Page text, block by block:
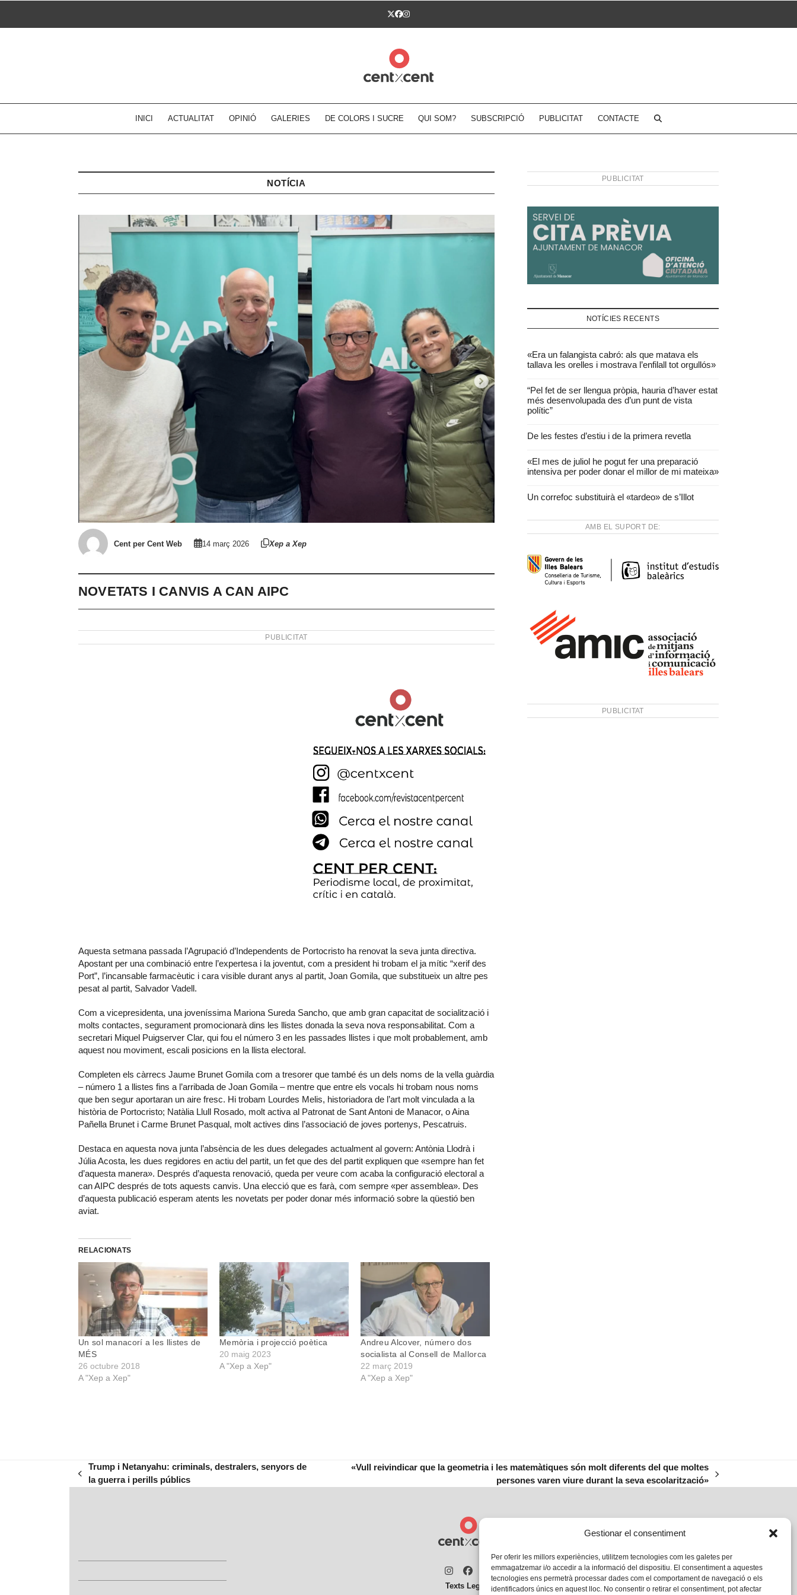
Gestionar el consentiment
Per oferir les millors experiències, utilitzem tecnologies com les galetes per
emmagatzemar i/o accedir a la informació del dispositiu. El consentiment a aquestes
tecnologies ens permetrà processar dades com el comportament de navegació o els
identificadors únics en aquest lloc. No consentir o retirar el consentiment, pot afectar
Twitter
Facebook
Instagram
INICI ACTUALITAT OPINIÓ GALERIES DE COLORS I SUCRE QUI SOM? SUBSCRIPCIÓ PUBLICITAT CONTACTE
NOTÍCIA
Cent per Cent Web 14 març 2026 Xep a Xep
NOVETATS I CANVIS A CAN AIPC
PUBLICITAT
Aquesta setmana passada l’Agrupació d’Independents de Portocristo ha renovat la seva junta directiva.
Apostant per una combinació entre l’expertesa i la joventut, com a president hi trobam el ja mític “xerif des
Port”, l’incansable farmacèutic i cara visible durant anys al partit, Joan Gomila, que substitueix un altre pes
pesat al partit, Salvador Vadell.
Com a vicepresidenta, una joveníssima Mariona Sureda Sancho, que amb gran capacitat de socialització i
molts contactes, segurament promocionarà dins les llistes donada la seva nova responsabilitat. Com a
secretari Miquel Puigserver Clar, qui fou el número 3 en les passades llistes i que molt probablement, amb
aquest nou moviment, escali posicions en la llista electoral.
Completen els càrrecs Jaume Brunet Gomila com a tresorer que també és un dels noms de la vella guàrdia
– número 1 a llistes fins a l’arribada de Joan Gomila – mentre que entre els vocals hi trobam nous noms
que ben segur aportaran un aire fresc. Hi trobam Lourdes Melis, historiadora de l’art molt vinculada a la
història de Portocristo; Natàlia Llull Rosado, molt activa al Patronat de Sant Antoni de Manacor, o Aina
Pañella Brunet i Carme Brunet Pasqual, molt actives dins l’associació de joves portenys, Pescatruis.
Destaca en aquesta nova junta l’absència de les dues delegades actualment al govern: Antònia Llodrà i
Júlia Acosta, les dues regidores en actiu del partit, un fet que des del partit expliquen que «sempre han fet
d’aquesta manera». Després d’aquesta renovació, queda per veure com acaba la configuració electoral a
can AIPC després de tots aquests canvis. Una elecció que es farà, com sempre «per assemblea». Des
d’aquesta publicació esperam atents les novetats per poder donar més informació sobre la qüestió ben
aviat.
RELACIONATS
Un sol manacorí a les llistes de
MÉS
26 octubre 2018
A "Xep a Xep"
Memòria i projecció poètica
20 maig 2023
A "Xep a Xep"
Andreu Alcover, número dos
socialista al Consell de Mallorca
22 març 2019
A "Xep a Xep"
PUBLICITAT
NOTÍCIES RECENTS
«Era un falangista cabró: als que matava els
tallava les orelles i mostrava l’enfilall tot orgullós»
“Pel fet de ser llengua pròpia, hauria d’haver estat
més desenvolupada des d’un punt de vista
polític”
De les festes d’estiu i de la primera revetla
«El mes de juliol he pogut fer una preparació
intensiva per poder donar el millor de mi mateixa»
Un correfoc substituirà el «tardeo» de s’Illot
AMB EL SUPORT DE:
PUBLICITAT
previous
Trump i Netanyahu: criminals, destralers, senyors de
la guerra i perills públics
«Vull reivindicar que la geometria i les matemàtiques són molt diferents del que moltes
persones varen viure durant la seva escolarització»
Instagram
Facebook
Twitter
Texts Legals